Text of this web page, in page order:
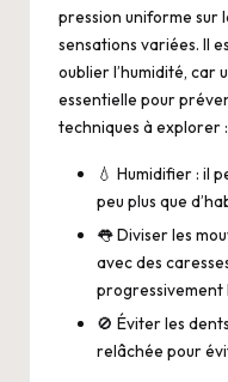
pression uniforme sur
sensations variées. Il
oublier l’humidité, car
essentielle pour
techniques à explorer :
💧 Humidifier : il
peu plus que
👅 Diviser les
avec des
progressivement
🚫 Éviter les
relâchée pour